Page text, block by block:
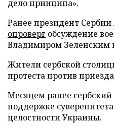
дело принципа».
Ранее президент
опроверг обсуждение
Владимиром Зеленским
Жители сербской
протеста против
Месяцем ранее
поддержке
целостности Украины.